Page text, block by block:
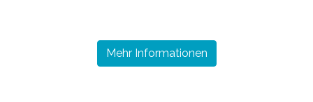
Mehr Informationen